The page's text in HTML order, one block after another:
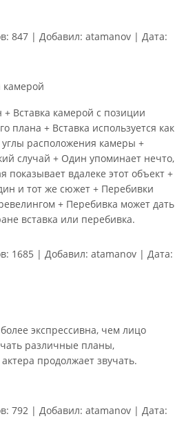
847 | Добавил: atamanov | Дата:
камерой
Вставка камерой с позиции
+ Вставка используется как
расположения камеры +
случай + Один упоминает нечто,
вдалеке этот объект +
и тот же сюжет + Перебивки
+ Перебивка может дать
вставка или перебивка.
1685 | Добавил: atamanov | Дата:
экспрессивна, чем лицо
различные планы,
продолжает звучать.
792 | Добавил: atamanov | Дата: